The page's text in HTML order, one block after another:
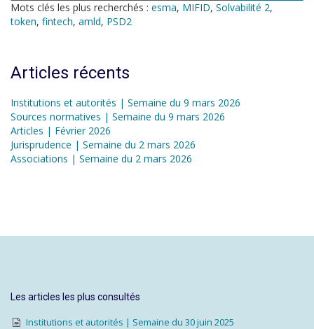
Mots clés les plus recherchés : esma, MIFID, Solvabilité 2,
token, fintech, amld, PSD2
Articles récents
Institutions et autorités | Semaine du 9 mars 2026
Sources normatives | Semaine du 9 mars 2026
Articles | Février 2026
Jurisprudence | Semaine du 2 mars 2026
Associations | Semaine du 2 mars 2026
Les articles les plus consultés
Institutions et autorités | Semaine du 30 juin 2025